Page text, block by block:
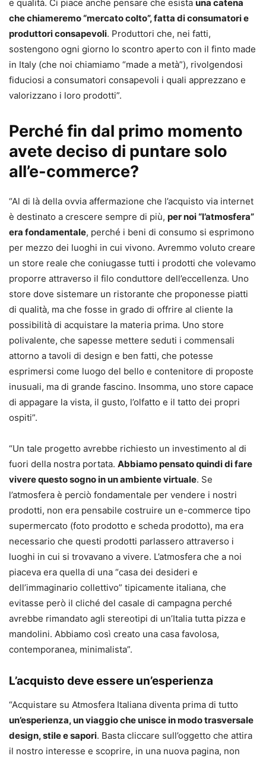
e qualità. Ci piace anche pensare che esista una catena
che chiameremo “mercato colto”, fatta di consumatori e
produttori consapevoli. Produttori che, nei fatti,
sostengono ogni giorno lo scontro aperto con il finto made
in Italy (che noi chiamiamo “made a metà”), rivolgendosi
fiduciosi a consumatori consapevoli i quali apprezzano e
valorizzano i loro prodotti”.
Perché fin dal primo momento
avete deciso di puntare solo
all’e-commerce?
“Al di là della ovvia affermazione che l’acquisto via internet
è destinato a crescere sempre di più, per noi “l’atmosfera”
era fondamentale, perché i beni di consumo si esprimono
per mezzo dei luoghi in cui vivono. Avremmo voluto creare
un store reale che coniugasse tutti i prodotti che volevamo
proporre attraverso il filo conduttore dell’eccellenza. Uno
store dove sistemare un ristorante che proponesse piatti
di qualità, ma che fosse in grado di offrire al cliente la
possibilità di acquistare la materia prima. Uno store
polivalente, che sapesse mettere seduti i commensali
attorno a tavoli di design e ben fatti, che potesse
esprimersi come luogo del bello e contenitore di proposte
inusuali, ma di grande fascino. Insomma, uno store capace
di appagare la vista, il gusto, l’olfatto e il tatto dei propri
ospiti”.
“Un tale progetto avrebbe richiesto un investimento al di
fuori della nostra portata. Abbiamo pensato quindi di fare
vivere questo sogno in un ambiente virtuale. Se
l’atmosfera è perciò fondamentale per vendere i nostri
prodotti, non era pensabile costruire un e-commerce tipo
supermercato (foto prodotto e scheda prodotto), ma era
necessario che questi prodotti parlassero attraverso i
luoghi in cui si trovavano a vivere. L’atmosfera che a noi
piaceva era quella di una “casa dei desideri e
dell’immaginario collettivo” tipicamente italiana, che
evitasse però il cliché del casale di campagna perché
avrebbe rimandato agli stereotipi di un’Italia tutta pizza e
mandolini. Abbiamo così creato una casa favolosa,
contemporanea, minimalista”.
L’acquisto deve essere un’esperienza
“Acquistare su Atmosfera Italiana diventa prima di tutto
un’esperienza, un viaggio che unisce in modo trasversale
design, stile e sapori. Basta cliccare sull’oggetto che attira
il nostro interesse e scoprire, in una nuova pagina, non